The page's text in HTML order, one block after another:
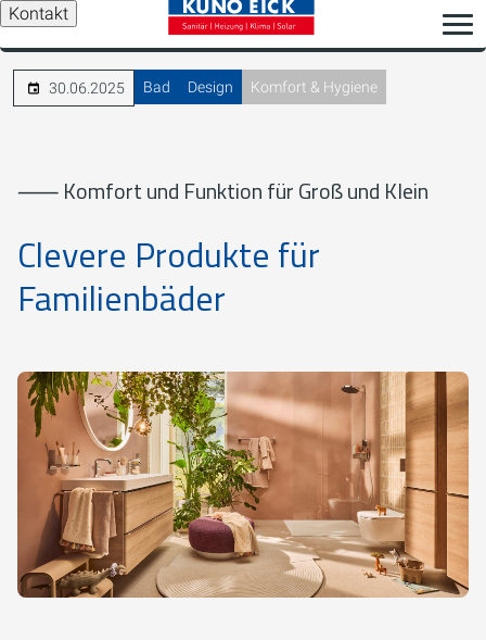
Kontakt
30.06.2025 Bad Design Komfort & Hygiene
⸺ Komfort und Funktion für Groß und Klein
Clevere Produkte für
Familienbäder